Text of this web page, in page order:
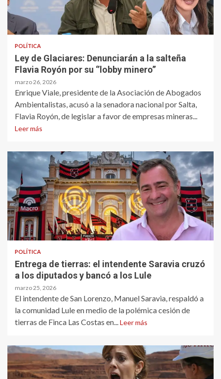
POLÍTICA
Ley de Glaciares: Denunciarán a la salteña
Flavia Royón por su ‘’lobby minero’’
marzo 26, 2026
Enrique Viale, presidente de la Asociación de Abogados
Ambientalistas, acusó a la senadora nacional por Salta,
Flavia Royón, de legislar a favor de empresas mineras...
Leer más
POLÍTICA
Entrega de tierras: el intendente Saravia cruzó
a los diputados y bancó a los Lule
marzo 25, 2026
El intendente de San Lorenzo, Manuel Saravia, respaldó a
la comunidad Lule en medio de la polémica cesión de
tierras de Finca Las Costas en... Leer más